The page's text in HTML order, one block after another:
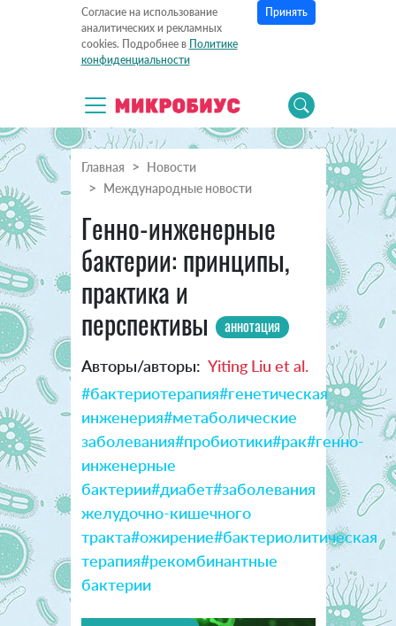
Согласие на использование
аналитических и рекламных
cookies. Подробнее в Политике
конфиденциальности
Принять
Главная
Новости
Международные новости
Генно-инженерные
бактерии: принципы,
практика и
перспективы
аннотация
Авторы/авторы: Yiting Liu et al.
#бактериотерапия#генетическая
инженерия#метаболические
заболевания#пробиотики#рак#генно-
инженерные
бактерии#диабет#заболевания
желудочно-кишечного
тракта#ожирение#бактериолитическая
терапия#рекомбинантные
бактерии